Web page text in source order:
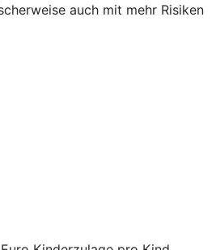
auch mit mehr Risiken